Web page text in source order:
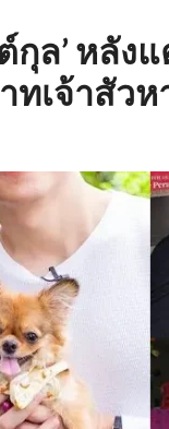
ล’ หลัง
ทเจ้าสัว